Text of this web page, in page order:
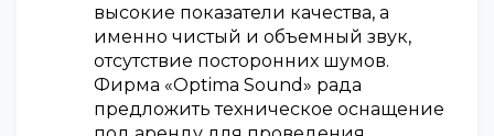
высокие показатели качества, а
именно чистый и объемный звук,
отсутствие посторонних шумов.
Фирма «Optima Sound» рада
предложить техническое оснащение